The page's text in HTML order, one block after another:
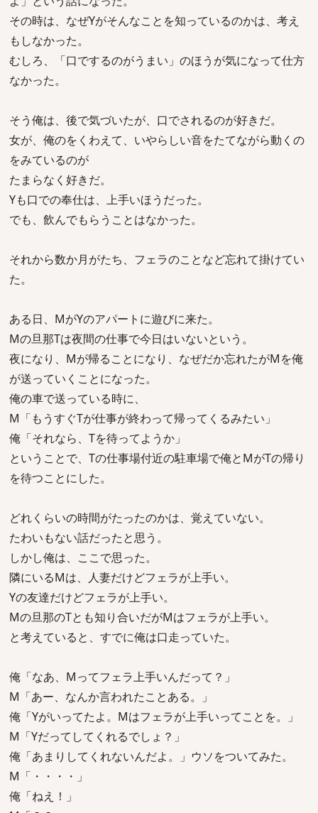
その時は、なぜYがそんなことを知っているのかは、考え
もしなかった。
むしろ、「口でするのがうまい」のほうが気になって仕方
なかった。
そう俺は、後で気づいたが、口でされるのが好きだ。
女が、俺のをくわえて、いやらしい音をたてながら動くの
をみているのが
たまらなく好きだ。
Yも口での奉仕は、上手いほうだった。
でも、飲んでもらうことはなかった。
それから数か月がたち、フェラのことなど忘れて掛けてい
た。
ある日、MがYのアパートに遊びに来た。
Mの旦那Tは夜間の仕事で今日はいないという。
夜になり、Mが帰ることになり、なぜだか忘れたがMを俺
が送っていくことになった。
俺の車で送っている時に、
M「もうすぐTが仕事が終わって帰ってくるみたい」
俺「それなら、Tを待ってようか」
ということで、Tの仕事場付近の駐車場で俺とMがTの帰り
を待つことにした。
どれくらいの時間がたったのかは、覚えていない。
たわいもない話だったと思う。
しかし俺は、ここで思った。
隣にいるMは、人妻だけどフェラが上手い。
Yの友達だけどフェラが上手い。
Mの旦那のTとも知り合いだがMはフェラが上手い。
と考えていると、すでに俺は口走っていた。
俺「なあ、Mってフェラ上手いんだって？」
M「あー、なんか言われたことある。」
俺「Yがいってたよ。Mはフェラが上手いってことを。」
M「Yだってしてくれるでしょ？」
俺「あまりしてくれないんだよ。」ウソをついてみた。
M「・・・・」
俺「ねえ！」